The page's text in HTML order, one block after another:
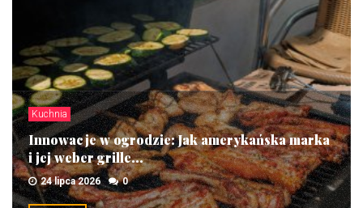
Kuchnia
Innowacje w ogrodzie: Jak amerykańska marka
i jej weber grille...
24 lipca 2026 0